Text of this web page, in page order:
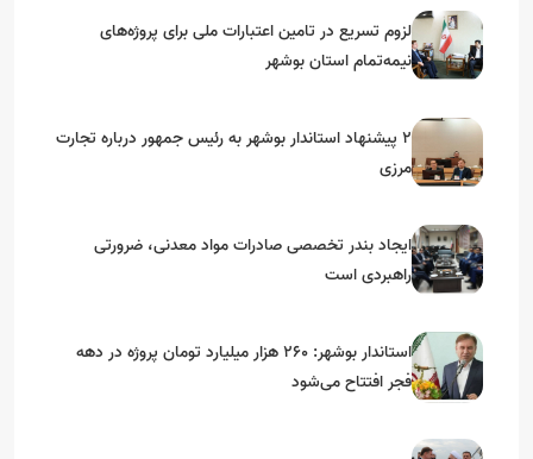
لزوم تسریع در تامین اعتبارات ملی برای پروژه‌های
نیمه‌تمام استان بوشهر
۲ پیشنهاد استاندار بوشهر به رئیس جمهور درباره تجارت
مرزی
ایجاد بندر تخصصی صادرات مواد معدنی، ضرورتی
راهبردی است
استاندار بوشهر: ۲۶۰ هزار میلیارد تومان پروژه در دهه
فجر افتتاح می‌شود